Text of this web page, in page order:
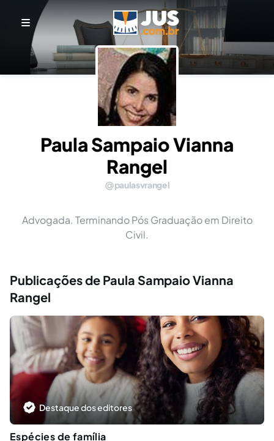
Paula Sampaio Vianna
Rangel
paulasvrangel
Advogada. Terminando Pós Graduação em Direito
Civil.
Publicações de Paula Sampaio Vianna
Rangel
Destaque dos editores
Espécies de família